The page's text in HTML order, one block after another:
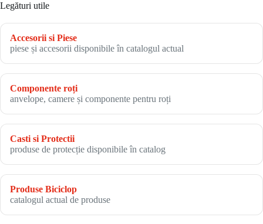
Legături utile
Accesorii si Piese
piese și accesorii disponibile în catalogul actual
Componente roți
anvelope, camere și componente pentru roți
Casti si Protectii
produse de protecție disponibile în catalog
Produse Biciclop
catalogul actual de produse